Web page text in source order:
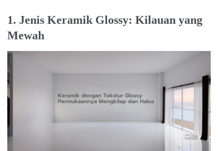
1. Jenis Keramik Glossy: Kilauan yang
Mewah